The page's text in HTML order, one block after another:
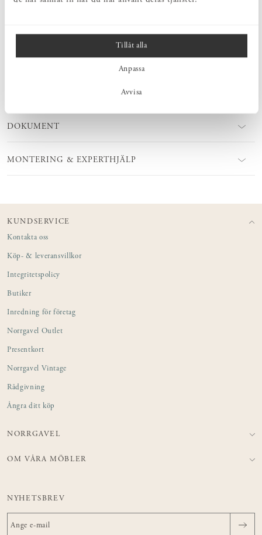
Tillåt alla
Anpassa
Avvisa
PRODUKTINFORMATION
DOKUMENT
MONTERING & EXPERTHJÄLP
KUNDSERVICE
Kontakta oss
Köp- & leveransvillkor
Integritetspolicy
Butiker
Inredning för företag
Norrgavel Outlet
Presentkort
Norrgavel Vintage
Rådgivning
Ångra ditt köp
NORRGAVEL
OM VÅRA MÖBLER
NYHETSBREV